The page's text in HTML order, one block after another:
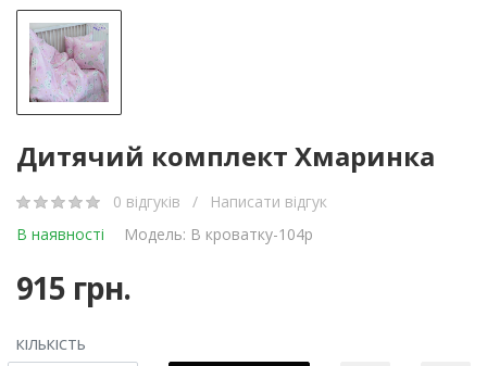
Дитячий комплект Хмаринка
0 відгуків /
Написати відгук
В наявності
Модель: В кроватку-104р
915 грн.
КІЛЬКІСТЬ